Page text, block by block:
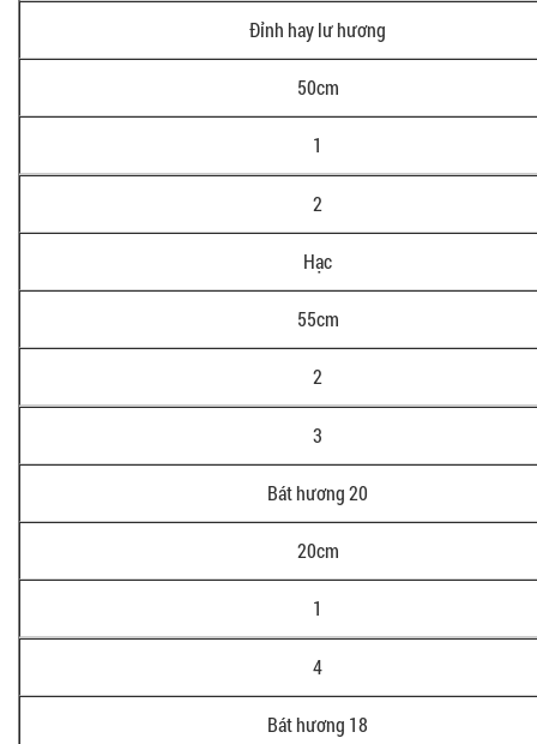
Đỉnh hay lư hương
50cm
1
2
Hạc
55cm
2
3
Bát hương 20
20cm
1
4
Bát hương 18